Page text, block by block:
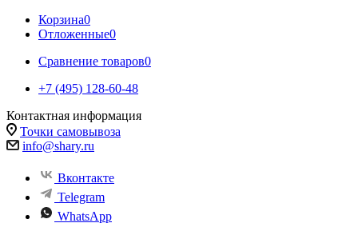
Корзина0
Отложенные0
Сравнение товаров0
+7 (495) 128-60-48
Контактная информация
Точки самовывоза
info@shary.ru
Вконтакте
Telegram
WhatsApp